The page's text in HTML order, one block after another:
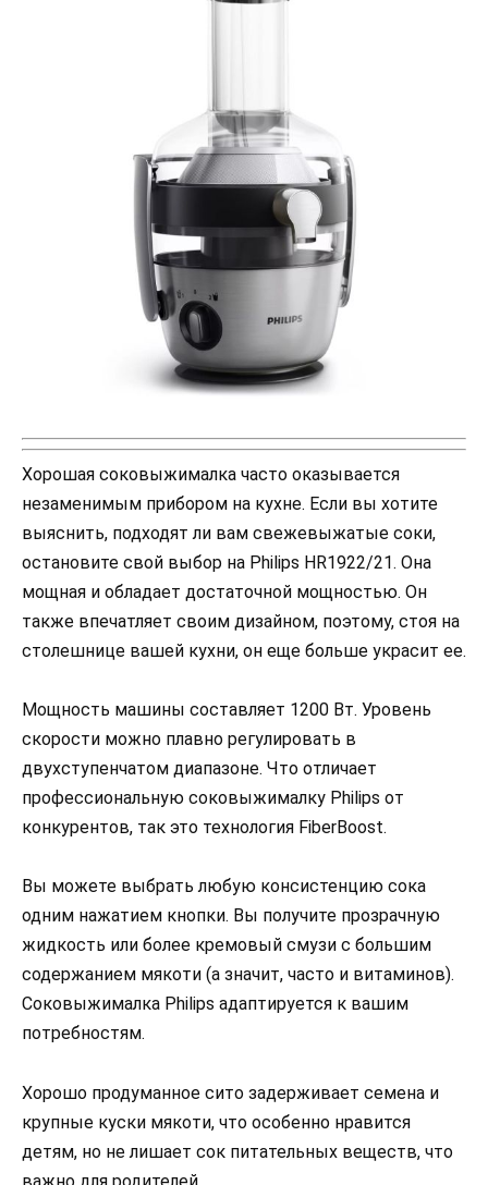
Хорошая соковыжималка часто оказывается
незаменимым прибором на кухне. Если вы хотите
выяснить, подходят ли вам свежевыжатые соки,
остановите свой выбор на Philips HR1922/21. Она
мощная и обладает достаточной мощностью. Он
также впечатляет своим дизайном, поэтому, стоя на
столешнице вашей кухни, он еще больше украсит ее.
Мощность машины составляет 1200 Вт. Уровень
скорости можно плавно регулировать в
двухступенчатом диапазоне. Что отличает
профессиональную соковыжималку Philips от
конкурентов, так это технология FiberBoost.
Вы можете выбрать любую консистенцию сока
одним нажатием кнопки. Вы получите прозрачную
жидкость или более кремовый смузи с большим
содержанием мякоти (а значит, часто и витаминов).
Соковыжималка Philips адаптируется к вашим
потребностям.
Хорошо продуманное сито задерживает семена и
крупные куски мякоти, что особенно нравится
детям, но не лишает сок питательных веществ, что
важно для родителей.